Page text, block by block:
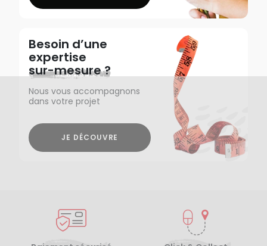
Besoin d’une
expertise
sur-mesure ?
Nous vous accompagnons
dans votre projet
JE DÉCOUVRE